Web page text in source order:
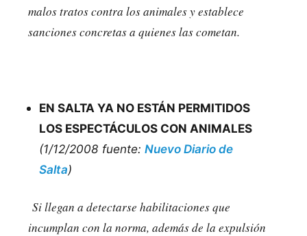
malos tratos contra los animales y establece
sanciones concretas a quienes las cometan.
EN SALTA YA NO ESTÁN PERMITIDOS
LOS ESPECTÁCULOS CON ANIMALES
(1/12/2008 fuente:Nuevo Diario de
Salta)
Si llegan a detectarse habilitaciones que
incumplan con la norma, además de la expulsión